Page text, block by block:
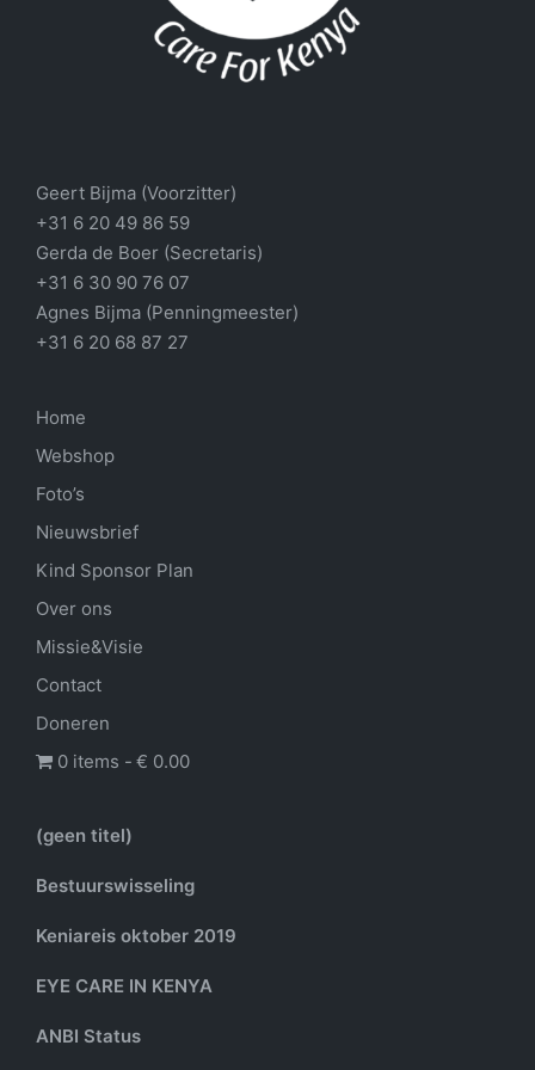
Geert Bijma (Voorzitter)
+31 6 20 49 86 59
Gerda de Boer (Secretaris)
+31 6 30 90 76 07
Agnes Bijma (Penningmeester)
+31 6 20 68 87 27
Home
Webshop
Foto’s
Nieuwsbrief
Kind Sponsor Plan
Over ons
Missie&Visie
Contact
Doneren
0 items
€ 0.00
(geen titel)
Bestuurswisseling
Keniareis oktober 2019
EYE CARE IN KENYA
ANBI Status